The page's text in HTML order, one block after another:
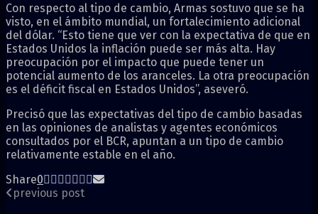
Con respecto al tipo de cambio, Armas sostuvo que se ha
visto, en el ámbito mundial, un fortalecimiento adicional
del dólar. “Esto tiene que ver con la expectativa de que en
Estados Unidos la inflación puede ser más alta. Hay
preocupación por el impacto que puede tener un
potencial aumento de los aranceles. La otra preocupación
es el déficit fiscal en Estados Unidos”, aseveró.
Precisó que las expectativas del tipo de cambio basadas
en las opiniones de analistas y agentes económicos
consultados por el BCR, apuntan a un tipo de cambio
relativamente estable en el año.
Share0
previous post